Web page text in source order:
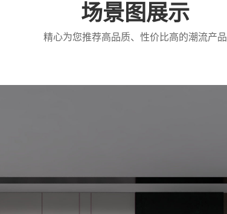
场景图展示
精心为您推荐高品质、性价比高的潮流产品